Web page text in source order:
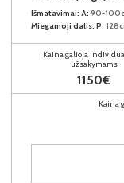
Išmatavimai: A: 90-
Miegamoji dalis: P:
Kaina galioja
užsakymams
1150€
Kaina